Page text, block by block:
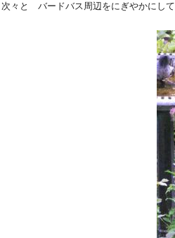
と バードバス周辺をにぎやかにし